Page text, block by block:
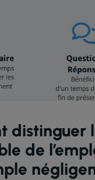
distinguer
de